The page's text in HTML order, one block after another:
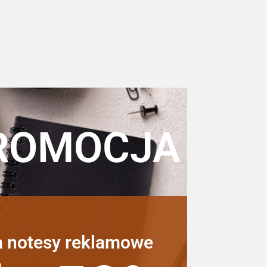
notesy reklamowe